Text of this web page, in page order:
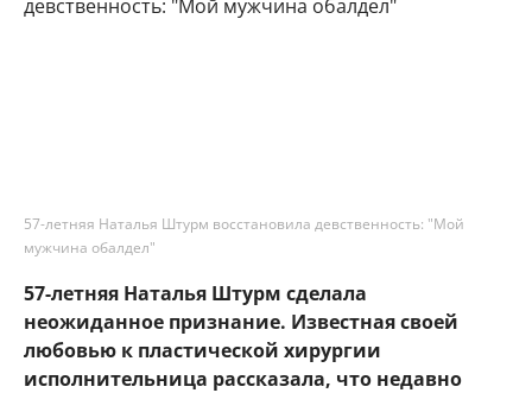
57-летняя Наталья Штурм восстановила девственность: "Мой
мужчина обалдел"
57-летняя Наталья Штурм сделала
неожиданное признание. Известная своей
любовью к пластической хирургии
исполнительница рассказала, что недавно